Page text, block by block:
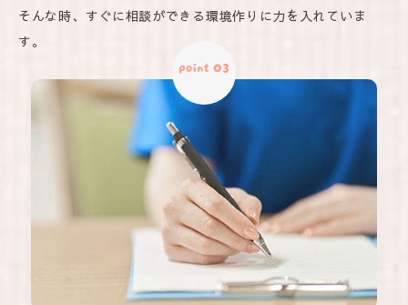
そんな時、すぐに相談ができる環境作りに力を入れていま
す。
point 03